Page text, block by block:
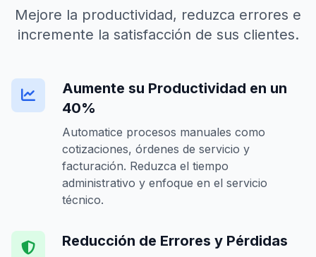
Mejore la productividad, reduzca errores e
incremente la satisfacción de sus clientes.
Aumente su Productividad en un
40%
Automatice procesos manuales como
cotizaciones, órdenes de servicio y
facturación. Reduzca el tiempo
administrativo y enfoque en el servicio
técnico.
Reducción de Errores y Pérdidas